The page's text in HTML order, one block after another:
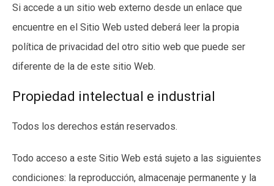
Si accede a un sitio web externo desde un enlace que
encuentre en el Sitio Web usted deberá leer la propia
política de privacidad del otro sitio web que puede ser
diferente de la de este sitio Web.
Propiedad intelectual e industrial
Todos los derechos están reservados.
Todo acceso a este Sitio Web está sujeto a las siguientes
condiciones: la reproducción, almacenaje permanente y la